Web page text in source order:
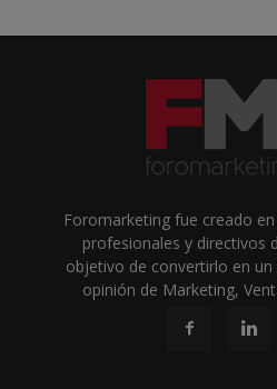
Foromarketing fue creado
profesionales y directivos
objetivo de convertirlo en
opinión de Marketing,